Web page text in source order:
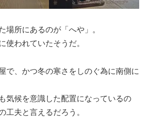
場所にあるのが「へや」。
使われていたそうだ。
で、かつ冬の寒さをしのぐ為に南側に
気候を意識した配置になっているの
工夫と言えるだろう。